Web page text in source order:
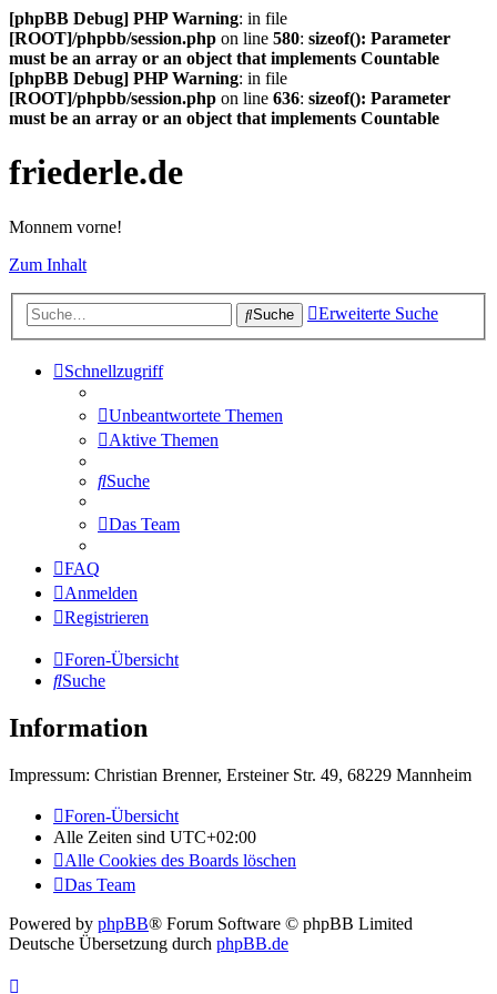
[phpBB Debug] PHP Warning: in file
[ROOT]/phpbb/session.php on line 580: sizeof(): Parameter
must be an array or an object that implements Countable
[phpBB Debug] PHP Warning: in file
[ROOT]/phpbb/session.php on line 636: sizeof(): Parameter
must be an array or an object that implements Countable
friederle.de
Monnem vorne!
Zum Inhalt
Suche Erweiterte Suche
Schnellzugriff
Unbeantwortete Themen
Aktive Themen
Suche
Das Team
FAQ
Anmelden
Registrieren
Foren-Übersicht
Suche
Information
Impressum: Christian Brenner, Ersteiner Str. 49, 68229 Mannheim
Foren-Übersicht
Alle Zeiten sind UTC+02:00
Alle Cookies des Boards löschen
Das Team
Powered by phpBB® Forum Software © phpBB Limited
Deutsche Übersetzung durch phpBB.de